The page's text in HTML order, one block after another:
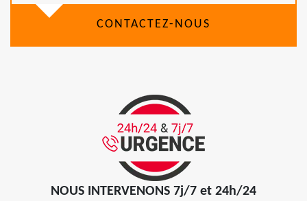
CONTACTEZ-NOUS
NOUS INTERVENONS 7j/7 et 24h/24